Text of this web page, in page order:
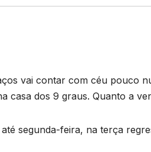
vai contar com céu pouco
casa dos 9 graus. Quanto a
segunda-feira, na terça